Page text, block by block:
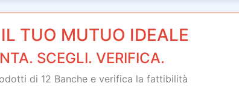
TUO MUTUO IDEALE
SCEGLI. VERIFICA.
di 12 Banche e verifica la fattibilità